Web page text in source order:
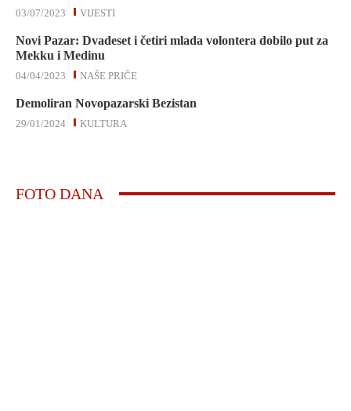
VIJESTI
03/07/2023
Novi Pazar: Dvadeset i četiri mlada volontera dobilo put za
Mekku i Medinu
NAŠE PRIČE
04/04/2023
Demoliran Novopazarski Bezistan
KULTURA
29/01/2024
FOTO DANA